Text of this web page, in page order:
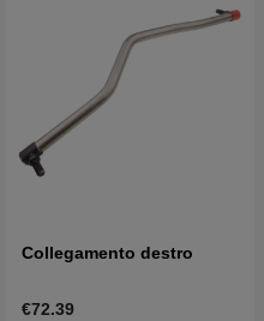
Collegamento destro
€72.39